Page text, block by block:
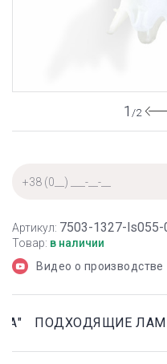
1 /2
Артикул: 7503-1327-ls055-
Товар: в наличии
Видео о производстве
ПОДХОДЯЩИЕ